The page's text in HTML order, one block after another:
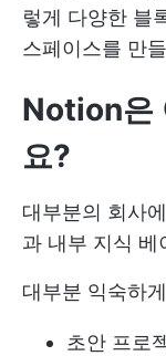
렇게 다양한 블
스페이스를 만
Notion은
요?
대부분의 회사
과 내부 지식 베
대부분 익숙하
초안 프로